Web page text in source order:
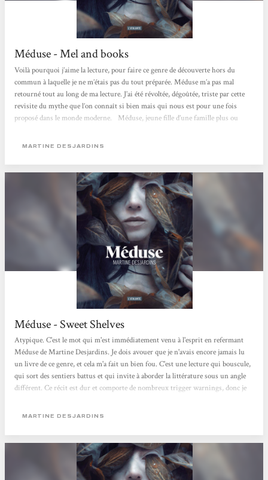
Méduse - Mel and books
Voilà pourquoi j’aime la lecture, pour faire ce genre de découverte hors du
commun à laquelle je ne m’étais pas du tout préparée. Méduse m’a pas mal
retourné tout au long de ma lecture. J’ai été révoltée, dégoûtée, triste par cette
revisite du mythe que l’on connaît si bien mais qui nous est pour une fois
proposé dans le monde moderne.⠀Méduse, jeune fille d’une famille plus ou
particularité ? Des yeux que personne ne peut regarder...
MARTINE DESJARDINS
Méduse - Sweet Shelves
Atypique. C'est le mot qui m'est immédiatement venu à l'esprit en refermant
Méduse de Martine Desjardins. Je dois avouer que je n'avais encore jamais lu
un livre de ce genre, et cela m'a fait un bien fou. C'est une lecture qui bouscule,
qui sort des sentiers battus et qui invite à aborder la littérature sous un angle
différent. Ce récit est dur et comporte de nombreux trigger warnings, donc je
traite ici de la violence et de la conduite féminine avec une froideur et un
protagoniste principale...
MARTINE DESJARDINS